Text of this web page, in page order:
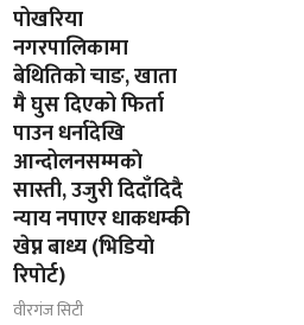
पोखरिया
नगरपालिकामा
बेथितिको चाङ, खाता
मै घुस दिएको फिर्ता
पाउन धर्नादेखि
आन्दोलनसम्मकाे
सास्ती, उजुरी दिदाँदिदै
न्याय नपाएर धाकधम्की
खेप्न बाध्य (भिडियाे
रिपाेर्ट)
वीरगंज सिटी